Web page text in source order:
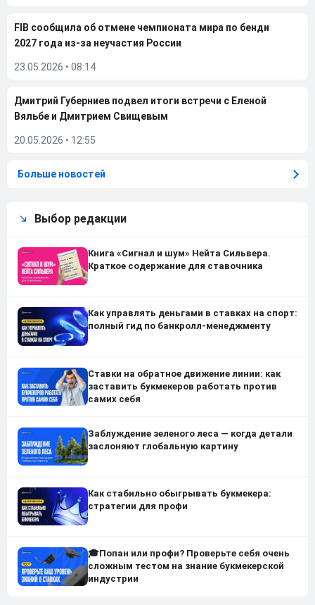
FIB сообщила об отмене чемпионата мира по бенди
2027 года из-за неучастия России
23.05.2026 • 08:14
Дмитрий Губерниев подвел итоги встречи с Еленой
Вяльбе и Дмитрием Свищевым
20.05.2026 • 12:55
Больше новостей
Выбор редакции
Книга «Сигнал и шум» Нейта Сильвера.
Краткое содержание для ставочника
Как управлять деньгами в ставках на спорт:
полный гид по банкролл-менеджменту
Ставки на обратное движение линии: как
заставить букмекеров работать против
самих себя
Заблуждение зеленого леса — когда детали
заслоняют глобальную картину
Как стабильно обыгрывать букмекера:
стратегии для профи
🎓Попан или профи? Проверьте себя очень
сложным тестом на знание букмекерской
индустрии